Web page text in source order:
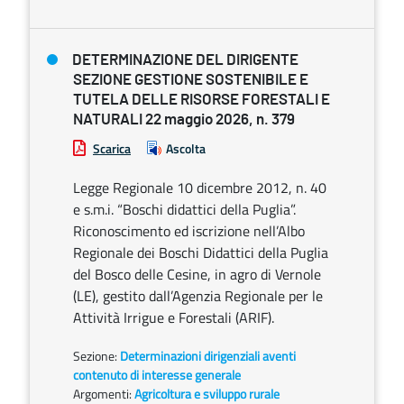
DETERMINAZIONE DEL DIRIGENTE
SEZIONE GESTIONE SOSTENIBILE E
TUTELA DELLE RISORSE FORESTALI E
NATURALI 22 maggio 2026, n. 379
Scarica Ascolta
Legge Regionale 10 dicembre 2012, n. 40
e s.m.i. “Boschi didattici della Puglia”.
Riconoscimento ed iscrizione nell’Albo
Regionale dei Boschi Didattici della Puglia
del Bosco delle Cesine, in agro di Vernole
(LE), gestito dall’Agenzia Regionale per le
Attività Irrigue e Forestali (ARIF).
Sezione: Determinazioni dirigenziali aventi
contenuto di interesse generale
Argomenti:Agricoltura e sviluppo rurale